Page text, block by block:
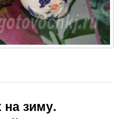
зиму.